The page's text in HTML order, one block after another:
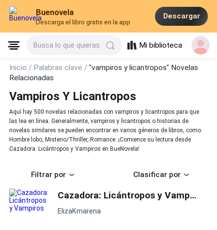
Buenovela
Descarga el libro gratis en la app
Descargar
Busca lo que quieras Mi biblioteca
Inicio / Palabras clave /"vampiros y licantropos" Novelas
Relacionadas
Vampiros Y Licantropos
Aquí hay 500 novelas relacionadas con vampiros y licantropos para que
las lea en línea. Generalmente, vampiros y licantropos o historias de
novelas similares se pueden encontrar en varios géneros de libros, como
Hombre lobo, Misterio/Thriller, Romance. ¡Comience su lectura desde
Cazadora: Licántropos y Vampiros en BueNovela!
Filtrar por Clasificar por
Cazadora: Licántropos y Vampiros
ElizaKmarena